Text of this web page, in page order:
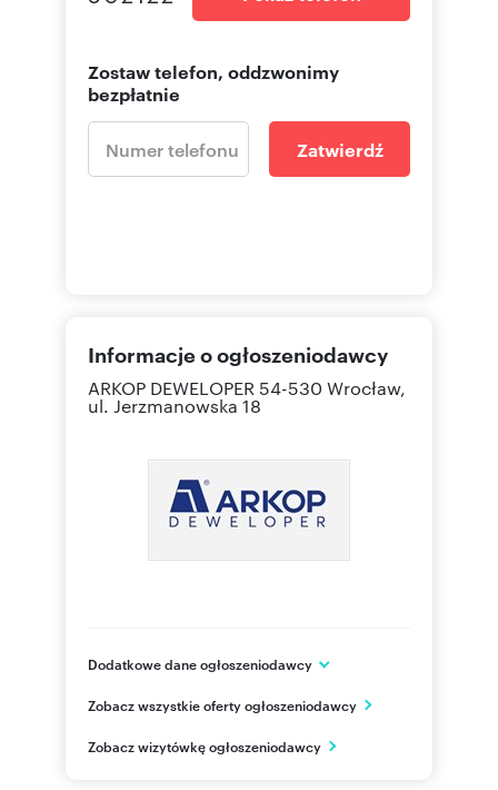
Zostaw telefon, oddzwonimy
bezpłatnie
Zatwierdź
Informacje o ogłoszeniodawcy
ARKOP DEWELOPER 54-530 Wrocław,
ul. Jerzmanowska 18
Dodatkowe dane ogłoszeniodawcy
ul. Jerzmanowska 18
Zobacz wszystkie oferty ogłoszeniodawcy
Zobacz wizytówkę ogłoszeniodawcy